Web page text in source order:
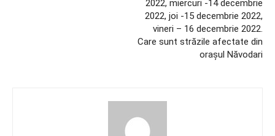
2022, miercuri -14 decembrie
2022, joi -15 decembrie 2022,
vineri – 16 decembrie 2022.
Care sunt străzile afectate din
orașul Năvodari